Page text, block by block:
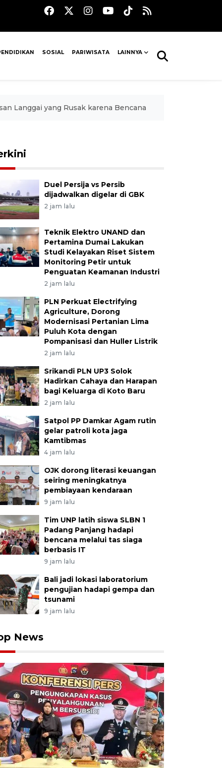
SOSIAL PARIWISATA LAINNYA
Langgai yang Rusak karena Bencana
Duel Persija vs Persib
dijadwalkan digelar di GBK
2 jam lalu
Teknik Elektro UNAND dan
Pertamina Dumai Lakukan
Studi Kelayakan Riset Sistem
Monitoring Petir untuk
Penguatan Keamanan Industri
2 jam lalu
PLN Perkuat Electrifying
Agriculture, Dorong
Modernisasi Pertanian Lima
Puluh Kota dengan
Pompanisasi dan Huller Listrik
2 jam lalu
Srikandi PLN UP3 Solok
Hadirkan Cahaya dan Harapan
bagi Keluarga di Koto Baru
2 jam lalu
Satpol PP Damkar Agam rutin
gelar patroli kota jaga
Kamtibmas
4 jam lalu
OJK dorong literasi keuangan
seiring meningkatnya
pembiayaan kendaraan
9 jam lalu
Tim UNP latih siswa SLBN 1
Padang Panjang hadapi
bencana melalui tas siaga
berbasis IT
9 jam lalu
Bali jadi lokasi laboratorium
pengujian hadapi gempa dan
tsunami
9 jam lalu
News